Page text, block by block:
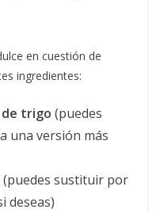
en cuestión de
ingredientes:
de trigo (puedes
una versión más
(puedes sustituir por
deseas)